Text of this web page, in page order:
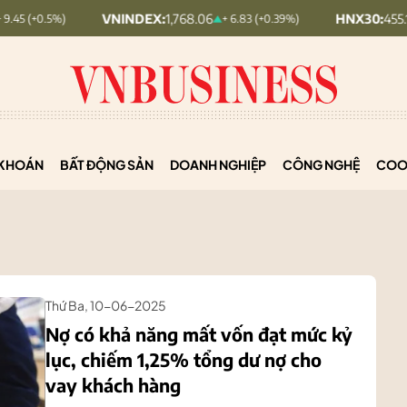
VNINDEX: 1,768.06 + 6.83 (+0.39%) HNX30: 455.12 + 1.63
BẤT ĐỘNG SẢN DOANH NGHIỆP CÔNG NGHỆ
Thứ Ba, 10-06-2025
Nợ có khả năng mất vốn đạt mức kỷ
lục, chiếm 1,25% tổng dư nợ cho
vay khách hàng